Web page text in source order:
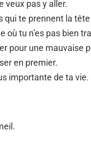
veux pas y aller.
qui te prennent la tête
où tu n’es pas bien
pour une mauvaise
en premier.
importante de ta vie.